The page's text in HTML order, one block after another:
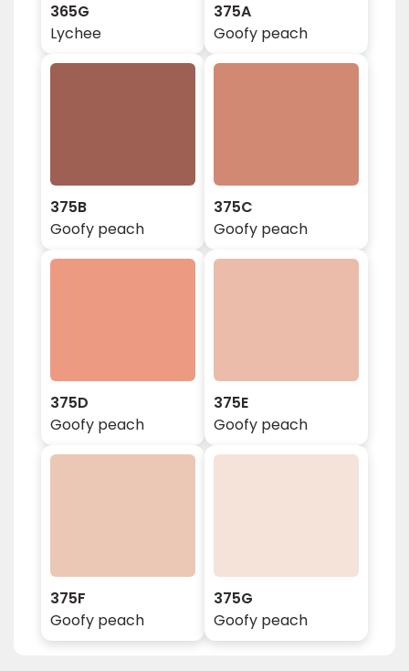
365G
Lychee
375A
Goofy peach
375B
Goofy peach
375C
Goofy peach
375D
Goofy peach
375E
Goofy peach
375F
Goofy peach
375G
Goofy peach